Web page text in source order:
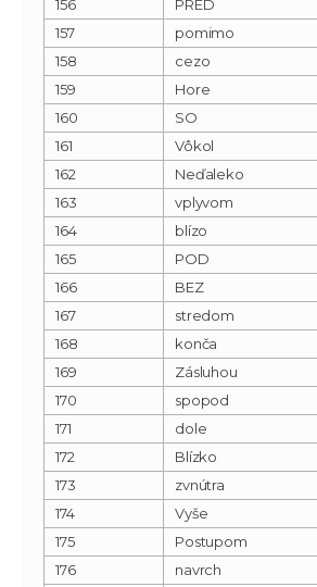
156
PRED
157
pomimo
158
cezo
159
Hore
160
SO
161
Vôkol
162
Neďaleko
163
vplyvom
164
blízo
165
POD
166
BEZ
167
stredom
168
konča
169
Zásluhou
170
spopod
171
dole
172
Blízko
173
zvnútra
174
Vyše
175
Postupom
176
navrch